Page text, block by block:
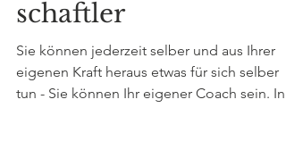
Kultur-/Geisteswissen
schaftler
Sie können jederzeit selber und aus Ihrer